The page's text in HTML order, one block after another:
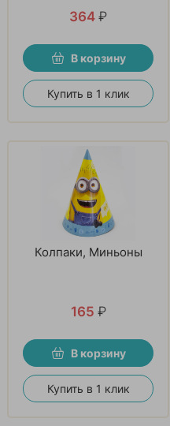
364 ₽
В корзину
Купить в 1 клик
Колпаки, Миньоны
165 ₽
В корзину
Купить в 1 клик